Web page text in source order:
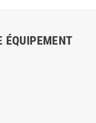
ÉQUIPEMENT